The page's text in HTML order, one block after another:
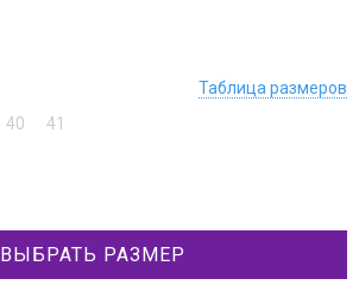
Таблица размеров
40
41
ВЫБРАТЬ РАЗМЕР